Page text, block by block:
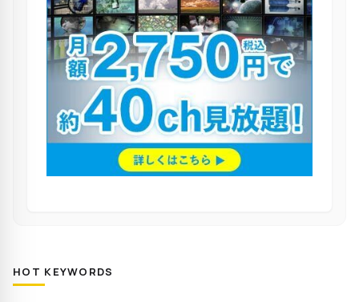
HOT KEYWORDS